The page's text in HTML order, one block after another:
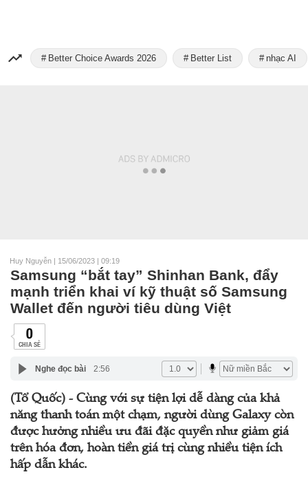
Better Choice Awards 2026 Better List nhạc AI
Huy Nguyễn | 15/06/2023 | 09:19
Samsung “bắt tay” Shinhan Bank, đẩy
mạnh triển khai ví kỹ thuật số Samsung
Wallet đến người tiêu dùng Việt
0
CHIA SẺ
Nghe đọc bài 2:56
(Tổ Quốc) - Cùng với sự tiện lợi dễ dàng của khả
năng thanh toán một chạm, người dùng Galaxy còn
được hưởng nhiều ưu đãi đặc quyền như giảm giá
trên hóa đơn, hoàn tiền giá trị cùng nhiều tiện ích
hấp dẫn khác.